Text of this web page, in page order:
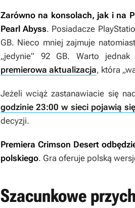
Zarówno na konsolach, jak i na
Pearl Abyss. Posiadacze
GB. Nieco mniej zajmuje
„jedynie” 92 GB. Warto
premierowa aktualizacja, która
Jeżeli wciąż zastanawiacie się
godzinie 23:00 w sieci pojawią
decyzji.
Premiera Crimson Desert
polskiego. Gra oferuje polską
Szacunkowe